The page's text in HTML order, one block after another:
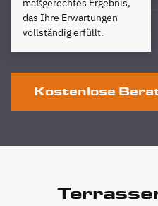
maßgerechtes Ergebnis,
das Ihre Erwartungen
vollständig erfüllt.
Kostenlose